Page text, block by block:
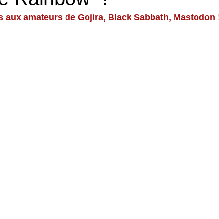
aux amateurs de Gojira, Black Sabbath, Mastodon